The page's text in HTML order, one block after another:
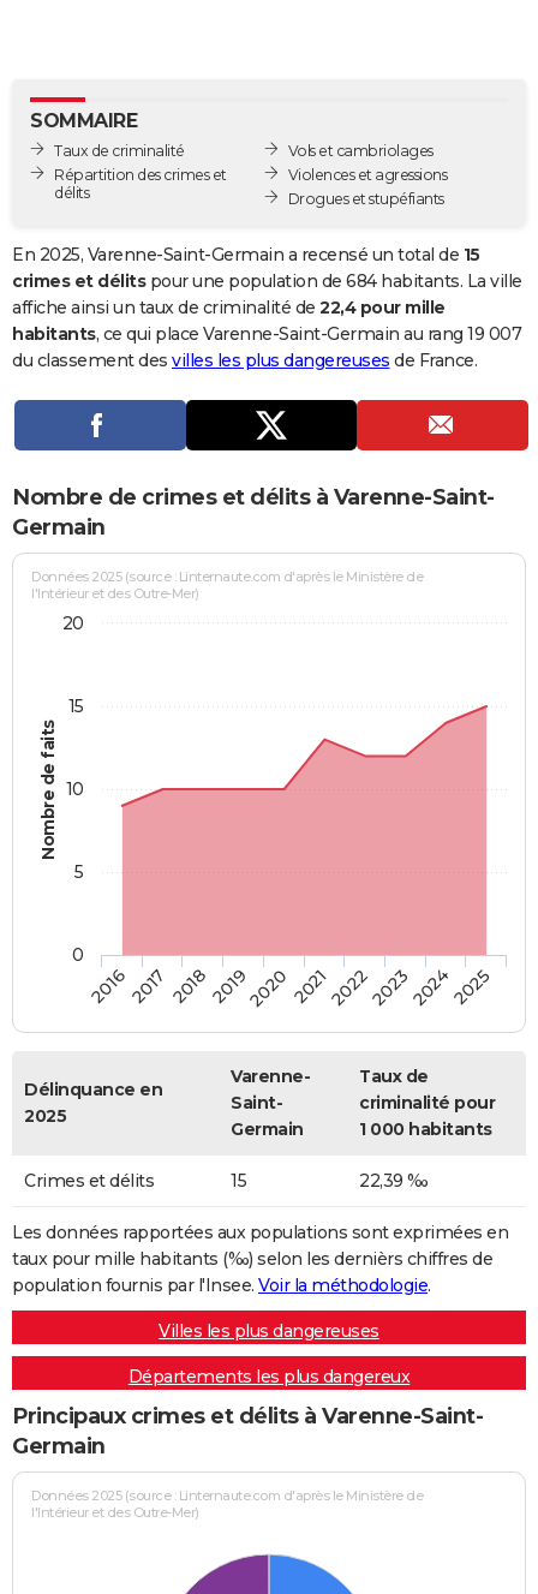
BONS PLANS
CARTE DE VOEUX
Dictionnaire
Biographies
Citations
Expressions
Proverbes
PROGRAMME TV
S'inscrire
Se connecter
Lycées
Collèges
Primaires
Universités
Entreprises
Service militaire
Avis de recherche
AVIS DE DÉCÈS
SOMMAIRE
Taux de criminalité
Répartition des crimes et
délits
Vols et cambriolages
Violences et agressions
Drogues et stupéfiants
En 2025, Varenne-Saint-Germain a recensé un total de 15
crimes et délitspour une population de 684 habitants. La ville
affiche ainsi un taux de criminalité de 22,4 pour mille
habitants, ce qui place Varenne-Saint-Germain au rang 19 007
du classement des villes les plus dangereuses de France.
Nombre de crimes et délits à Varenne-Saint-
Germain
Nombre de faits
Données 2025 (source : Linternaute.com d'après le Ministère de
l'Intérieur et des Outre-Mer)
20162017 20182019202020212022202320242025
0
5
10
15
20
Délinquance en
2025
Varenne-
Saint-
Germain
Taux de
criminalité pour
1 000 habitants
Crimes et délits 15 22,39 ‰
Les données rapportées aux populations sont exprimées en
taux pour mille habitants (‰) selon les dernièrs chiffres de
population fournis par l'Insee. Voir la méthodologie.
Villes les plus dangereuses
Départements les plus dangereux
Principaux crimes et délits à Varenne-Saint-
Germain
Données 2025 (source : Linternaute.com d'après le Ministère de
l'Intérieur et des Outre-Mer)